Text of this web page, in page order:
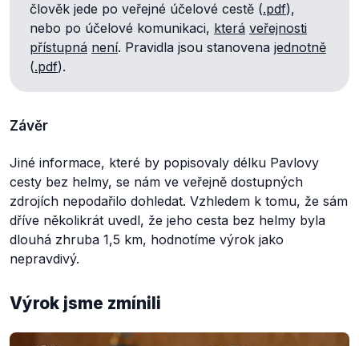
člověk jede po veřejné účelové cestě (.pdf),
nebo po účelové komunikaci, která veřejnosti
přístupná není. Pravidla jsou stanovena jednotně
(.pdf).
Závěr
Jiné informace, které by popisovaly délku Pavlovy
cesty bez helmy, se nám ve veřejně dostupných
zdrojích nepodařilo dohledat. Vzhledem k tomu, že sám
dříve několikrát uvedl, že jeho cesta bez helmy byla
dlouhá zhruba 1,5 km, hodnotíme výrok jako
nepravdivý.
Výrok jsme zmínili